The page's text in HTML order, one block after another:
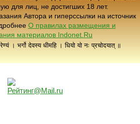
для лиц, не достигших 18 лет.
Автора и гиперссылки на источник
О правилах размещения и
материалов Indonet.Ru
। भर्गो देवस्य धीमहि । धियो यो नः प्रचोदयात् ॥